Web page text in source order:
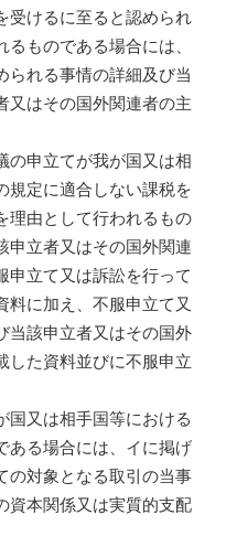
受けるに至ると認められ
ものである場合には、
られる事情の詳細及び当
又はその国外関連者の主
申立てが我が国又は相
規定に適合しない課税を
理由として行われるもの
申立者又はその国外関連
申立て又は訴訟を行って
料に加え、不服申立て又
当該申立者又はその国外
した資料並びに不服申立
又は相手国等における
ある場合には、イに掲げ
の対象となる取引の当事
資本関係又は実質的支配